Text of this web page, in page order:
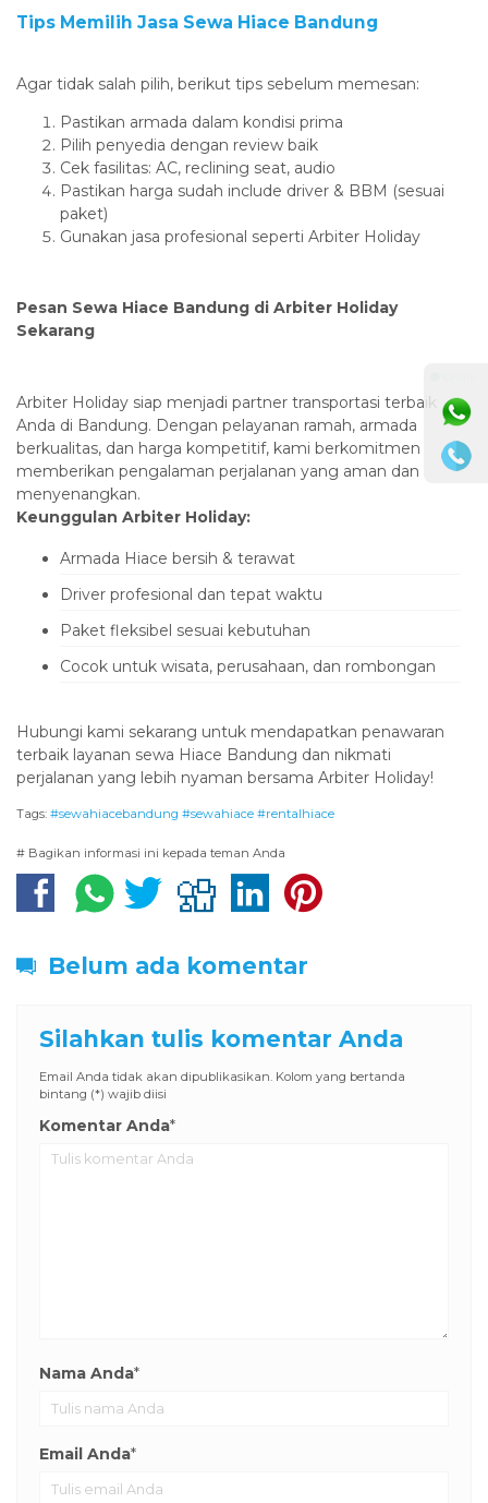
‎Tips Memilih Jasa Sewa Hiace Bandung
‎Agar tidak salah pilih, berikut tips sebelum memesan:
‎Pastikan armada dalam kondisi prima
‎Pilih penyedia dengan review baik
‎Cek fasilitas: AC, reclining seat, audio
‎Pastikan harga sudah include driver & BBM (sesuai
paket)
‎Gunakan jasa profesional seperti Arbiter Holiday
‎Pesan Sewa Hiace Bandung di Arbiter Holiday
Sekarang
‎Arbiter Holiday siap menjadi partner transportasi terbaik
Anda di Bandung. Dengan pelayanan ramah, armada
berkualitas, dan harga kompetitif, kami berkomitmen
memberikan pengalaman perjalanan yang aman dan
menyenangkan.
Keunggulan Arbiter Holiday:
‎Armada Hiace bersih & terawat
‎Driver profesional dan tepat waktu
‎Paket fleksibel sesuai kebutuhan
‎Cocok untuk wisata, perusahaan, dan rombongan
‎Hubungi kami sekarang untuk mendapatkan penawaran
terbaik layanan sewa Hiace Bandung dan nikmati
perjalanan yang lebih nyaman bersama Arbiter Holiday!
Tags: #sewahiacebandung #sewahiace #rentalhiace
# Bagikan informasi ini kepada teman Anda
Belum ada komentar
Silahkan tulis komentar Anda
Email Anda tidak akan dipublikasikan. Kolom yang bertanda
bintang (*) wajib diisi
Komentar Anda*
Nama Anda*
Email Anda*